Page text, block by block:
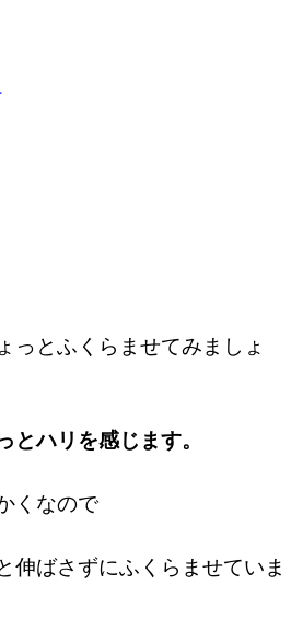
っとふくらませてみましょ
ハリを感じます。
くなので
伸ばさずにふくらませていま